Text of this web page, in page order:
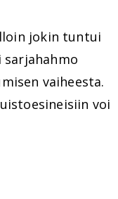
jokin tuntui
vaiheesta.
voi